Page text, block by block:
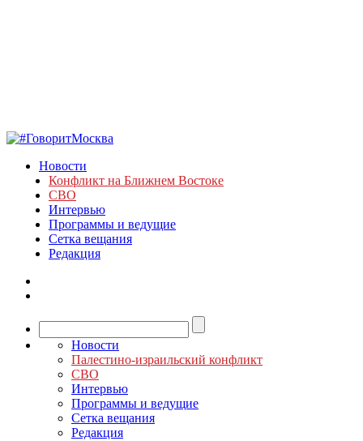
Новости
Конфликт на Ближнем Востоке
СВО
Интервью
Программы и ведущие
Сетка вещания
Редакция
Новости
Палестино-израильский конфликт
СВО
Интервью
Программы и ведущие
Сетка вещания
Редакция